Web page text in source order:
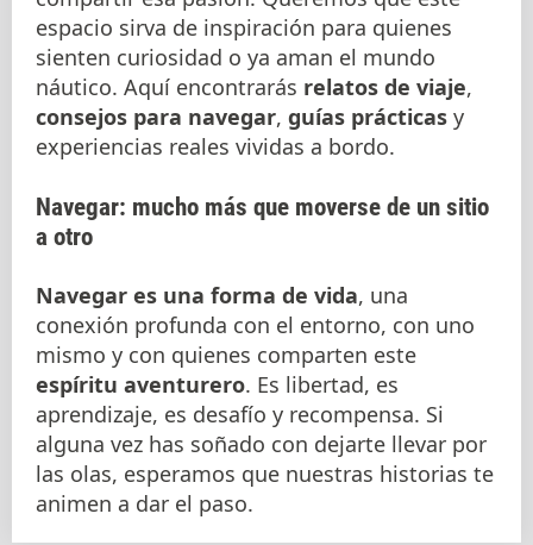
espacio sirva de inspiración para quienes
sienten curiosidad o ya aman el mundo
náutico. Aquí encontrarás relatos de viaje,
consejos para navegar, guías prácticas y
experiencias reales vividas a bordo.
Navegar: mucho más que moverse de un sitio
a otro
Navegar es una forma de vida, una
conexión profunda con el entorno, con uno
mismo y con quienes comparten este
espíritu aventurero. Es libertad, es
aprendizaje, es desafío y recompensa. Si
alguna vez has soñado con dejarte llevar por
las olas, esperamos que nuestras historias te
animen a dar el paso.